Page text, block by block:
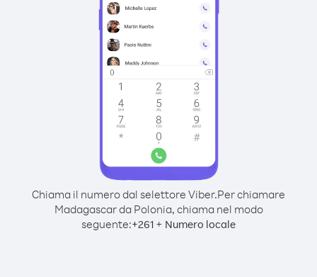
Chiama il numero dal selettore Viber.Per chiamare
Madagascar da Polonia, chiama nel modo
seguente:+261 + Numero locale